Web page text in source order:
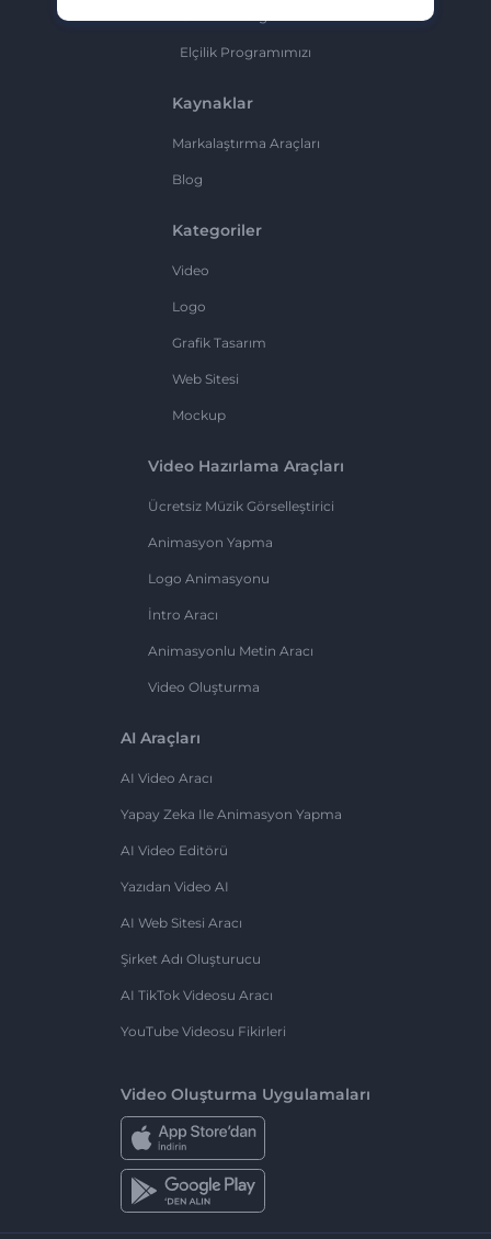
Elçilik Programımızı
Kaynaklar
Markalaştırma Araçları
Blog
Kategoriler
Video
Logo
Grafik Tasarım
Web Sitesi
Mockup
Video Hazırlama Araçları
Ücretsiz Müzik Görselleştirici
Animasyon Yapma
Logo Animasyonu
İntro Aracı
Animasyonlu Metin Aracı
Video Oluşturma
AI Araçları
AI Video Aracı
Yapay Zeka Ile Animasyon Yapma
AI Video Editörü
Yazıdan Video AI
AI Web Sitesi Aracı
Şirket Adı Oluşturucu
AI TikTok Videosu Aracı
YouTube Videosu Fikirleri
Video Oluşturma Uygulamaları